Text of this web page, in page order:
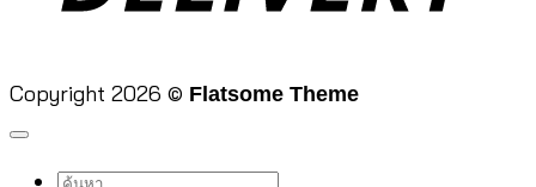
Copyright 2026 © Flatsome Theme
ค้นหา: